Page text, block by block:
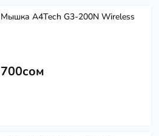
Мышка A4Tech G3-200N Wireless
700сом